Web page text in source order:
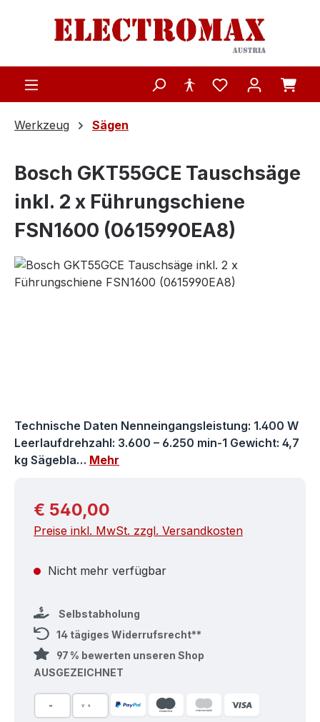
Zum Hauptinhalt springen
Werkzeug Sägen
Bosch GKT55GCE Tauschsäge
inkl. 2 x Führungschiene
FSN1600 (0615990EA8)
Bildergalerie überspringen
Technische Daten Nenneingangsleistung: 1.400 W
Leerlaufdrehzahl: 3.600 – 6.250 min-1 Gewicht: 4,7
kg Sägebla… Mehr
Regulärer Preis:
€ 540,00
Preise inkl. MwSt. zzgl. Versandkosten
Nicht mehr verfügbar
Selbstabholung
14 tägiges Widerrufsrecht**
97 % bewerten unseren Shop
AUSGEZEICHNET